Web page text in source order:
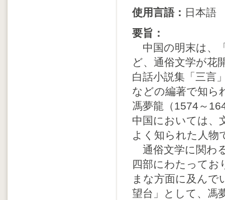
使用言語： 日本語
要旨：
中国の明末は、
ど、通俗文学が花
白話小説集「三言
などの編著で知ら
馮夢龍（1574～
中国においては、
よく知られた人物
通俗文学に関わ
四部にわたってお
まな方面に及んで
望台」として、馮